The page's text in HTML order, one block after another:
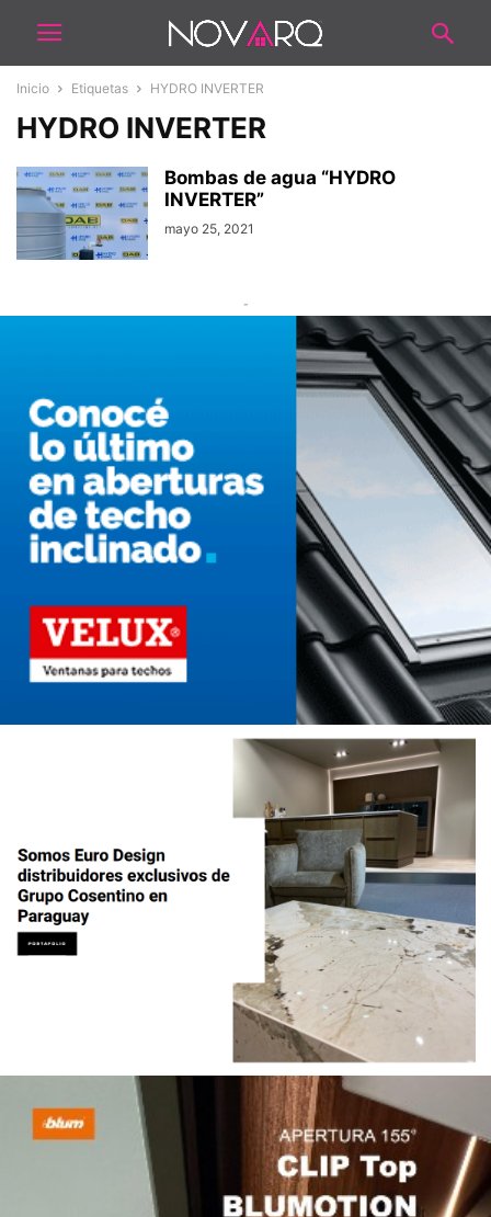
Inicio Etiquetas HYDRO INVERTER
HYDRO INVERTER
Bombas de agua “HYDRO
INVERTER”
mayo 25, 2021
-